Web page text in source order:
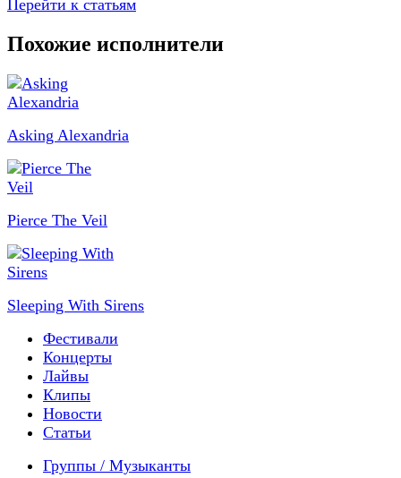
Перейти к статьям
Похожие исполнители
Asking Alexandria
Pierce The Veil
Sleeping With Sirens
Фестивали
Концерты
Лайвы
Клипы
Новости
Статьи
Группы / Музыканты